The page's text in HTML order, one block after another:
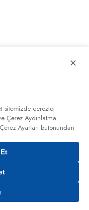
×
sitemizde çerezler
Çerez Aydınlatma
Ayarları butonundan